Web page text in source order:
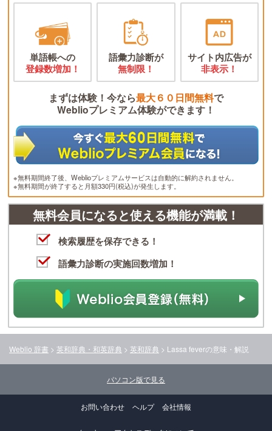
単語帳への
登録数増加！
語彙力診断が
無制限！
サイト内広告が
非表示！
まずは体験！今なら最大６０日間無料で
Weblioプレミアム体験ができます！
※無料期間終了後、Weblioプレミアムサービスは自動的に解約されません。
※無料期間が終了すると月額330円(税込)が発生します。
無料会員になると使える機能が満載！
検索履歴を保存できる！
語彙力診断の実施回数増加！
Weblio 辞書 > 英和辞典・和英辞典 > 英和辞典 > Lassa feverの意味・解説
パソコン版で見る
お問い合わせ ヘルプ 会社情報